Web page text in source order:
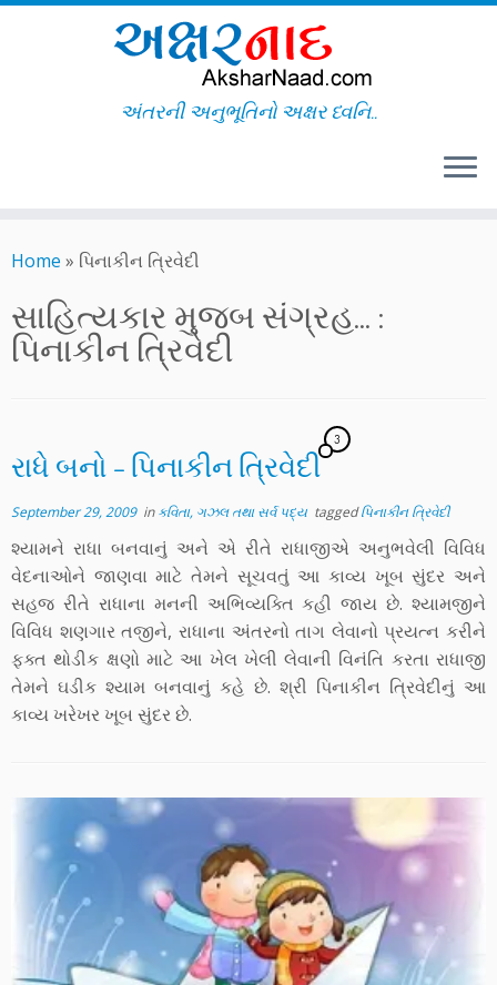
to
અંતરની અનુભૂતિનો અક્ષર ધ્વનિ..
Home » પિનાકીન ત્રિવેદી
સાહિત્યકાર મુજબ સંગ્રહ... :
પિનાકીન ત્રિવેદી
રાધે બનો – પિનાકીન ત્રિવેદી
3
September 29, 2009inકવિતા, ગઝલ તથા સર્વ પદ્ય taggedપિનાકીન ત્રિવેદી
શ્યામને રાધા બનવાનું અને એ રીતે રાધાજીએ અનુભવેલી વિવિધ
વેદનાઓને જાણવા માટે તેમને સૂચવતું આ કાવ્ય ખૂબ સુંદર અને
સહજ રીતે રાધાના મનની અભિવ્યક્તિ કહી જાય છે. શ્યામજીને
વિવિધ શણગાર તજીને, રાધાના અંતરનો તાગ લેવાનો પ્રયત્ન કરીને
ફક્ત થોડીક ક્ષણો માટે આ ખેલ ખેલી લેવાની વિનંતિ કરતા રાધાજી
તેમને ઘડીક શ્યામ બનવાનું કહે છે. શ્રી પિનાકીન ત્રિવેદીનું આ
કાવ્ય ખરેખર ખૂબ સુંદર છે.